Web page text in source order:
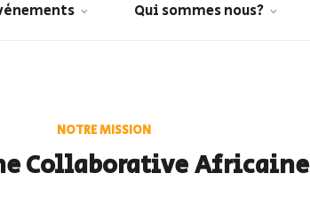
Qui sommes nous?
NOTRE MISSION
Collaborative Africaine